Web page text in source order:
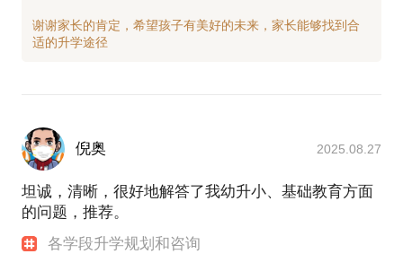
谢谢家长的肯定，希望孩子有美好的未来，家长能够找到合
倪奥 2025.08.27
坦诚，清晰，很好地解答了我幼升小、基础教育方面
的问题，推荐。
各学段升学规划和咨询